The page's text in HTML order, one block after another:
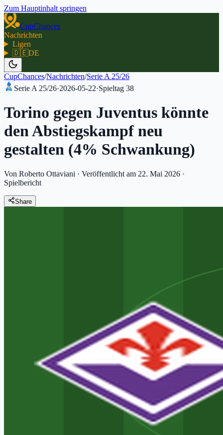
Zum Hauptinhalt springen
CupChances
Nachrichten
Ligen
🇩🇪DE
CupChances/Nachrichten/Serie A 25/26
Serie A 25/26·2026-05-22·Spieltag 38
Torino gegen Juventus könnte
den Abstiegskampf neu
gestalten (4% Schwankung)
Von Roberto Ottaviani · Veröffentlicht am 22. Mai 2026 ·
Spielbericht
Share